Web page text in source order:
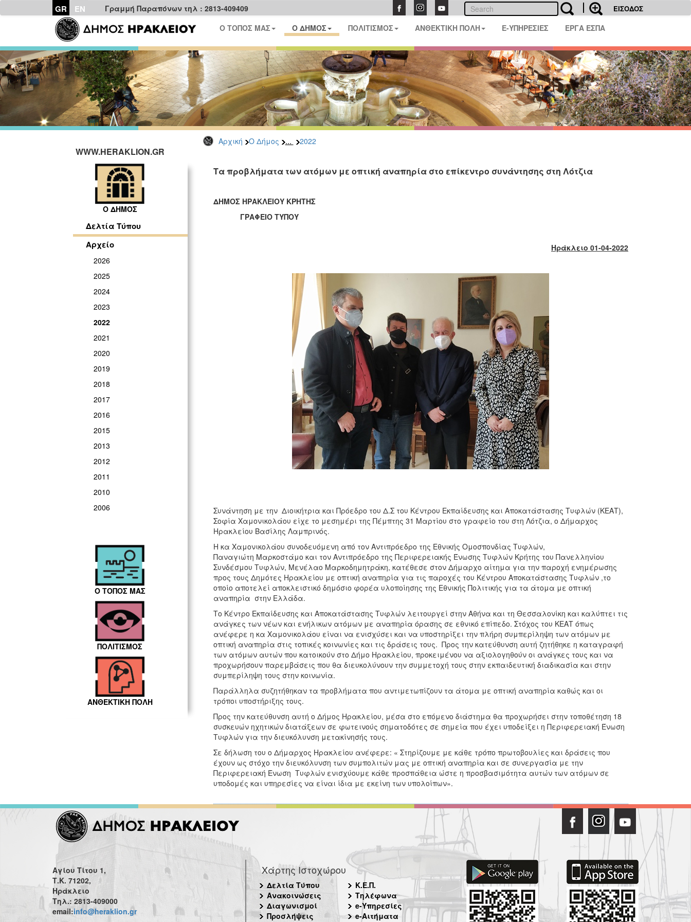
GR EN Γραμμή Παραπόνων τηλ : 2813-409409 ΕΙΣΟΔΟΣ
Ο ΤΟΠΟΣ ΜΑΣ Ο ΔΗΜΟΣ ΠΟΛΙΤΙΣΜΟΣ ΑΝΘΕΚΤΙΚΗ ΠΟΛΗ E-ΥΠΗΡΕΣΙΕΣ ΕΡΓΑ ΕΣΠΑ
Αρχική Ο Δήμος ... 2022
WWW.HERAKLION.GR
Ο ΔΗΜΟΣ
Δελτία Τύπου
Αρχείο
2026
2025
2024
2023
2022
2021
2020
2019
2018
2017
2016
2015
2013
2012
2011
2010
2006
Ο ΤΟΠΟΣ ΜΑΣ
ΠΟΛΙΤΙΣΜΟΣ
ΑΝΘΕΚΤΙΚΗ ΠΟΛΗ
Τα προβλήματα των ατόμων με οπτική αναπηρία στο επίκεντρο συνάντησης στη Λότζια
ΔΗΜΟΣ ΗΡΑΚΛΕΙΟΥ ΚΡΗΤΗΣ
ΓΡΑΦΕΙΟ ΤΥΠΟΥ
Ηράκλειο 01-04-2022
Συνάντηση με την Διοικήτρια και Πρόεδρο του Δ.Σ του Κέντρου Εκπαίδευσης και Αποκατάστασης Τυφλών (ΚΕΑΤ),
Σοφία Χαμονικολάου είχε το μεσημέρι της Πέμπτης 31 Μαρτίου στο γραφείο του στη Λότζια, ο Δήμαρχος
Ηρακλείου Βασίλης Λαμπρινός.
Η κα Χαμονικολάου συνοδευόμενη από τον Αντιπρόεδρο της Εθνικής Ομοσπονδίας Τυφλών,
Παναγιώτη Μαρκοστάμο και τον Αντιπρόεδρο της Περιφερειακής Ένωσης Τυφλών Κρήτης του Πανελληνίου
Συνδέσμου Τυφλών, Μενέλαο Μαρκοδημητράκη, κατέθεσε στον Δήμαρχο αίτημα για την παροχή ενημέρωσης
προς τους Δημότες Ηρακλείου με οπτική αναπηρία για τις παροχές του Κέντρου Αποκατάστασης Τυφλών ,το
οποίο αποτελεί αποκλειστικό δημόσιο φορέα υλοποίησης της Εθνικής Πολιτικής για τα άτομα με οπτική
αναπηρία στην Ελλάδα.
Το Κέντρο Εκπαίδευσης και Αποκατάστασης Τυφλών λειτουργεί στην Αθήνα και τη Θεσσαλονίκη και καλύπτει τις
ανάγκες των νέων και ενήλικων ατόμων με αναπηρία όρασης σε εθνικό επίπεδο. Στόχος του ΚΕΑΤ όπως
ανέφερε η κα Χαμονικολάου είναι να ενισχύσει και να υποστηρίξει την πλήρη συμπερίληψη των ατόμων με
οπτική αναπηρία στις τοπικές κοινωνίες και τις δράσεις τους. Προς την κατεύθυνση αυτή ζητήθηκε η καταγραφή
των ατόμων αυτών που κατοικούν στο Δήμο Ηρακλείου, προκειμένου να αξιολογηθούν οι ανάγκες τους και να
προχωρήσουν παρεμβάσεις που θα διευκολύνουν την συμμετοχή τους στην εκπαιδευτική διαδικασία και στην
συμπερίληψη τους στην κοινωνία.
Παράλληλα συζητήθηκαν τα προβλήματα που αντιμετωπίζουν τα άτομα με οπτική αναπηρία καθώς και οι
τρόποι υποστήριξης τους.
Προς την κατεύθυνση αυτή ο Δήμος Ηρακλείου, μέσα στο επόμενο διάστημα θα προχωρήσει στην τοποθέτηση 18
συσκευών ηχητικών διατάξεων σε φωτεινούς σηματοδότες σε σημεία που έχει υποδείξει η Περιφερειακή Ένωση
Τυφλών για την διευκόλυνση μετακίνησής τους.
Σε δήλωση του ο Δήμαρχος Ηρακλείου ανέφερε: « Στηρίζουμε με κάθε τρόπο πρωτοβουλίες και δράσεις που
έχουν ως στόχο την διευκόλυνση των συμπολιτών μας με οπτική αναπηρία και σε συνεργασία με την
Περιφερειακή Ένωση Τυφλών ενισχύουμε κάθε προσπάθεια ώστε η προσβασιμότητα αυτών των ατόμων σε
υποδομές και υπηρεσίες να είναι ίδια με εκείνη των υπολοίπων».
Αγίου Τίτου 1,
Τ.Κ. 71202,
Ηράκλειο
Τηλ.: 2813-409000
email:info@heraklion.gr
Χάρτης Ιστοχώρου
Δελτία Τύπου
Ανακοινώσεις
Διαγωνισμοί
Προσλήψεις
Κ.Ε.Π.
Τηλέφωνα
e-Υπηρεσίες
e-Αιτήματα